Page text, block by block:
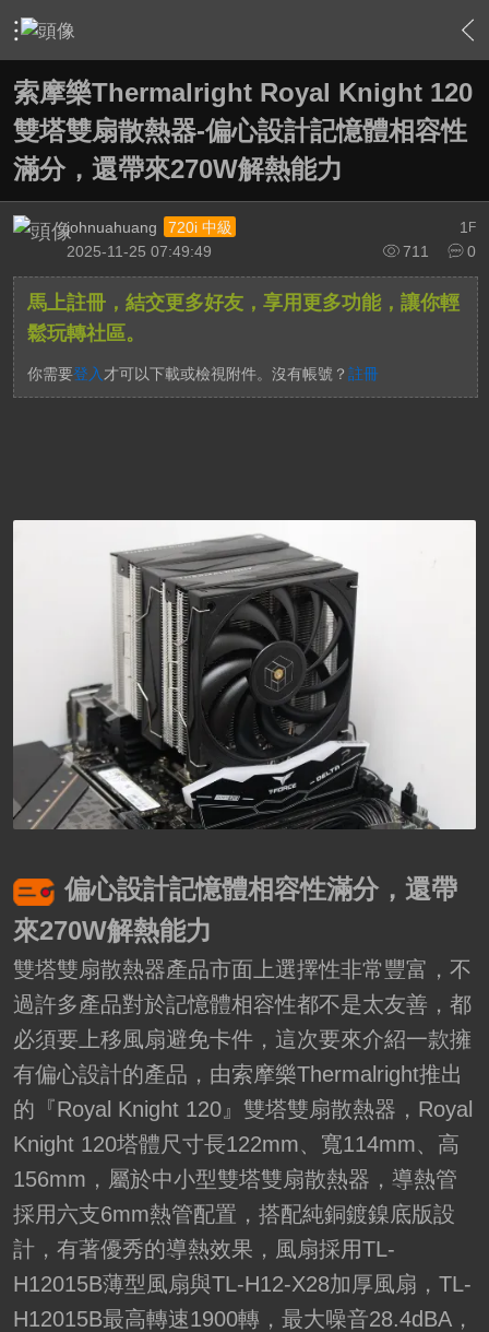
› 敗家特區 For Sale or Trade › 3C資訊流通站 › 內容
索摩樂Thermalright Royal Knight 120
雙塔雙扇散熱器-偏心設計記憶體相容性
滿分，還帶來270W解熱能力
1 F
johnuahuang
720i 中級
711
0
2025-11-25 07:49:49
馬上註冊，結交更多好友，享用更多功能，讓你輕
鬆玩轉社區。
你需要登入 才可以下載或檢視附件。沒有帳號？ 註冊
偏心設計記憶體相容性滿分，還帶
來270W解熱能力
雙塔雙扇散熱器產品市面上選擇性非常豐富，不
過許多產品對於記憶體相容性都不是太友善，都
必須要上移風扇避免卡件，這次要來介紹一款擁
有偏心設計的產品，由索摩樂Thermalright推出
的『Royal Knight 120』雙塔雙扇散熱器，Royal
Knight 120塔體尺寸長122mm、寬114mm、高
156mm，屬於中小型雙塔雙扇散熱器，導熱管
採用六支6mm熱管配置，搭配純銅鍍鎳底版設
計，有著優秀的導熱效果，風扇採用TL-
H12015B薄型風扇與TL-H12-X28加厚風扇，TL-
H12015B最高轉速1900轉，最大噪音28.4dBA，